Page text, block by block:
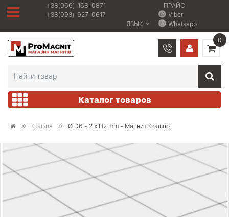
+38(066)-168-0871
+38(093)-927-0617
ЯЗЫК
ПРАЙС
Viber
Whatsapp
Каталог товаров
0
Кольца Ø D6 - 2 х H2 mm - Магнит Кольцо